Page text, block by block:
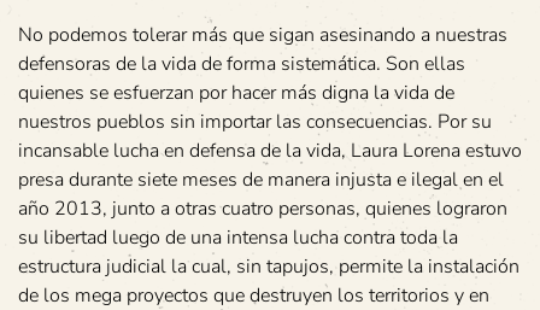
No podemos tolerar más que sigan asesinando a nuestras
defensoras de la vida de forma sistemática. Son ellas
quienes se esfuerzan por hacer más digna la vida de
nuestros pueblos sin importar las consecuencias. Por su
incansable lucha en defensa de la vida, Laura Lorena estuvo
presa durante siete meses de manera injusta e ilegal en el
año 2013, junto a otras cuatro personas, quienes lograron
su libertad luego de una intensa lucha contra toda la
estructura judicial la cual, sin tapujos, permite la instalación
de los mega proyectos que destruyen los territorios y en